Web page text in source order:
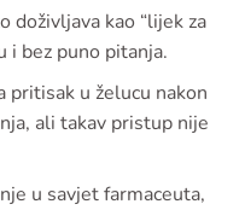
doživljava kao “lijek za
i bez puno pitanja.
pritisak u želucu nakon
ali takav pristup nije
u savjet farmaceuta,